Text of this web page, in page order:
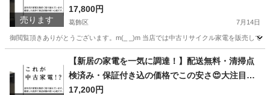
売ります
17,800円
葛飾区 7月14日
御閲覧頂きありがとうございます。m(_ _)m 当店では中古リサイクル家電を販売して
キッチン家電 神奈川 横浜市 キッチン家電
商品
【新居の家電を一気に調達！】配送無料・清掃点
検済み・保証付き込の価格でこの安さ😍大注目の
中古家電です！
17,200円